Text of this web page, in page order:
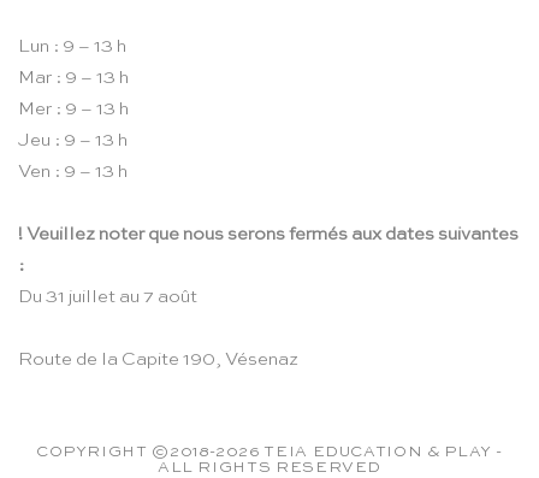
Lun : 9 – 13 h
Mar : 9 – 13 h
Mer : 9 – 13 h
Jeu : 9 – 13 h
Ven : 9 – 13 h
! Veuillez noter que nous serons fermés aux dates suivantes
:
Du 31 juillet au 7 août
Route de la Capite 190, Vésenaz
COPYRIGHT ©2018-2026 TEIA EDUCATION & PLAY -
ALL RIGHTS RESERVED